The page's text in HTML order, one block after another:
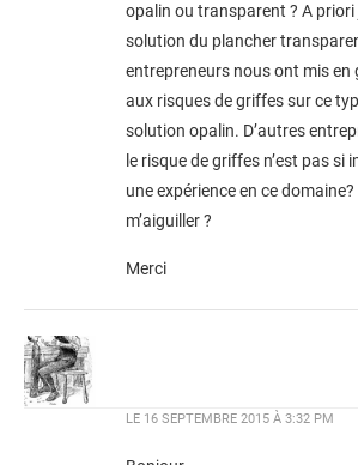
opalin ou transparent ? A priori
solution du plancher
entrepreneurs nous ont mis en
aux risques de griffes sur ce
solution opalin. D’autres
le risque de griffes n’est pas
une expérience en ce
m’aiguiller ?
Merci
LE 16 SEPTEMBRE 2015 À 3:32 PM